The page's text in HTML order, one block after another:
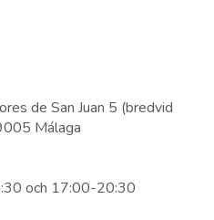
de San Juan 5 (bredvid
Málaga
och 17:00-20:30